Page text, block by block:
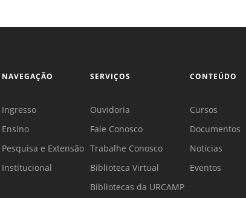
NAVEGAÇÃO
Ingresso
Ensino
Pesquisa e Extensão
Institucional
SERVIÇOS
Ouvidoria
Fale Conosco
Trabalhe Conosco
Biblioteca Virtual
Bibliotecas da URCAMP
CONTEÚDO
Cursos
Documentos
Notícias
Eventos